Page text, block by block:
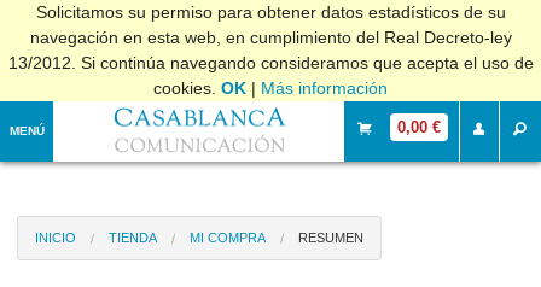
Solicitamos su permiso para obtener datos estadísticos de su
navegación en esta web, en cumplimiento del Real Decreto-ley
13/2012. Si continúa navegando consideramos que acepta el uso de
cookies. OK | Más información
MENÚ 0,00 €
INICIO TIENDA MI COMPRA RESUMEN